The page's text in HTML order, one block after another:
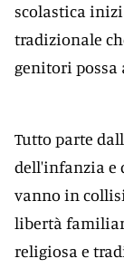
scolastica
tradizionale
genitori possa
Tutto parte
dell'infanzia e
vanno in
libertà
religiosa e